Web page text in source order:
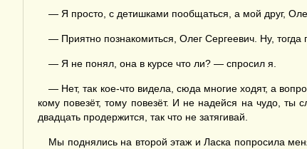
— Я просто, с детишками пообщаться, а мой друг,
— Приятно познакомиться, Олег Сергеевич. Ну,
— Я не понял, она в курсе что ли? — спросил я.
— Нет, так кое-что видела, сюда многие ходят, а
кому повезёт, тому повезёт. И не надейся на чудо,
двадцать продержится, так что не затягивай.
Мы поднялись на второй этаж и Ласка попросила